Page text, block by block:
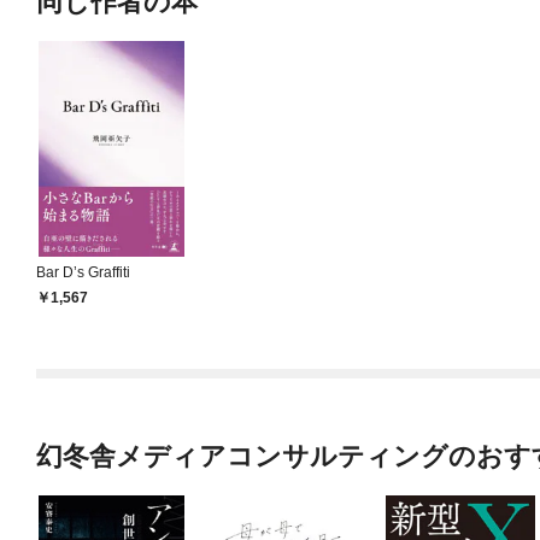
Bar D’s Graffiti
1,567
幻冬舎メディアコンサルティングのおす